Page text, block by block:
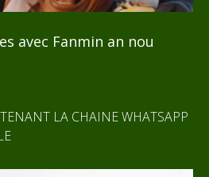
avec Fanmin an nou
LA CHAINE WHATSAPP